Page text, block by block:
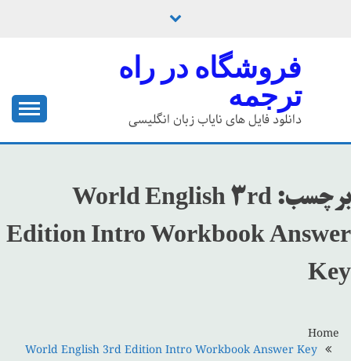
فروشگاه در راه
ترجمه
دانلود فایل های نایاب زبان انگلیسی
برچسب: World English 3rd
Edition Intro Workbook Answer
Key
Home
World English 3rd Edition Intro Workbook Answer Key